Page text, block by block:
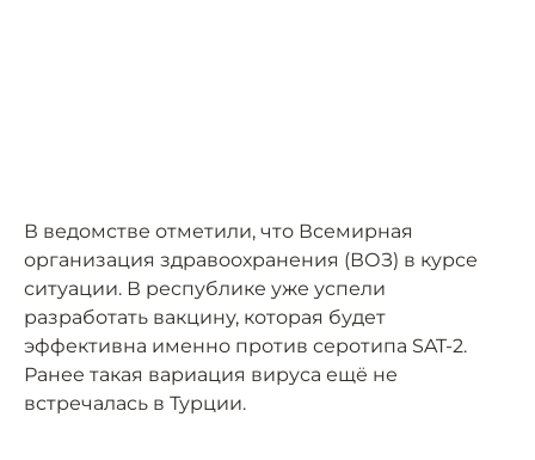
В ведомстве отметили, что Всемирная
организация здравоохранения (ВОЗ) в курсе
ситуации. В республике уже успели
разработать вакцину, которая будет
эффективна именно против серотипа SAT-2.
Ранее такая вариация вируса ещё не
встречалась в Турции.